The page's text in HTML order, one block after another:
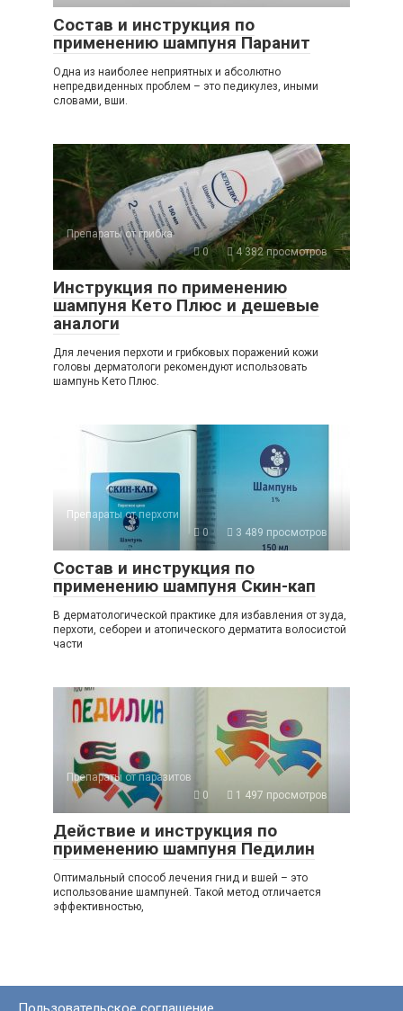
Состав и инструкция по
применению шампуня Паранит
Одна из наиболее неприятных и абсолютно
непредвиденных проблем – это педикулез, иными
словами, вши.
Препараты от грибка
0
4 382 просмотров
Инструкция по применению
шампуня Кето Плюс и дешевые
аналоги
Для лечения перхоти и грибковых поражений кожи
головы дерматологи рекомендуют использовать
шампунь Кето Плюс.
Препараты от перхоти
0
3 489 просмотров
Состав и инструкция по
применению шампуня Скин-кап
В дерматологической практике для избавления от зуда,
перхоти, себореи и атопического дерматита волосистой
части
Препараты от паразитов
0
1 497 просмотров
Действие и инструкция по
применению шампуня Педилин
Оптимальный способ лечения гнид и вшей – это
использование шампуней. Такой метод отличается
эффективностью,